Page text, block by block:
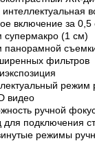
включение за 0,5
супермакро (1 см)
панорамной
фильтров
режим
видео
ручной
для подключения
режимы